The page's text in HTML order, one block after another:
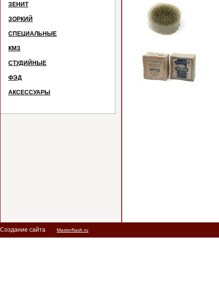
ЗЕНИТ
ЗОРКИЙ
СПЕЦИАЛЬНЫЕ
КМЗ
СТУДИЙНЫЕ
ФЭД
АКСЕССУАРЫ
Создание сайта Masterflash.ru